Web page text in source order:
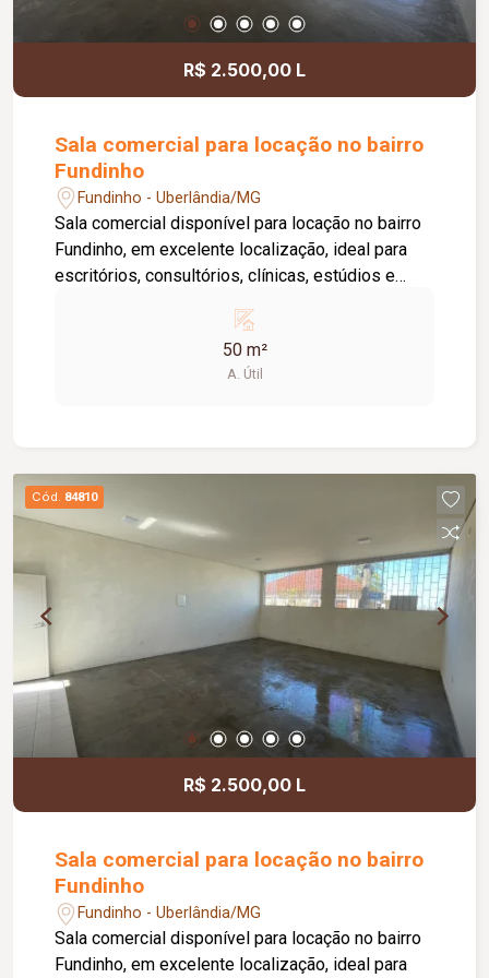
R$ 2.500,00 L
Sala comercial para locação no bairro
Fundinho
Fundinho - Uberlândia/MG
Sala comercial disponível para locação no bairro
Fundinho, em excelente localização, ideal para
escritórios, consultórios, clínicas, estúdios e
aproximadamente 50 m², forro em gesso, copa,
ponto de água, interfone e acesso por senha,
oferecendo praticidade e funcionalidade para o
banheiros feminino e masculino com
acessibilidade, controle de acesso facial, água
inclusa no condomínio, zelador e limpeza das
áreas comuns, copa, DML (Depósito de Material
de Limpeza), sistema de ronda, alarme, câmeras
de segurança e internet disponível. Como
diferencial, existe a possibilidade de ampliação
da área da sala, conforme a necessidade do
locatário. Entre em contato para mais
informações e agende uma visita.
50 m²
A. Útil
Cód. 84810
R$ 2.500,00 L
Sala comercial para locação no bairro
Fundinho
Fundinho - Uberlândia/MG
Sala comercial disponível para locação no bairro
Fundinho, em excelente localização, ideal para